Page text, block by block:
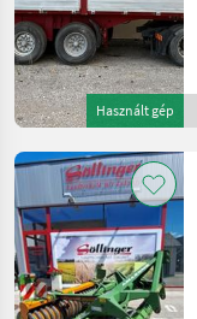
Használt gép